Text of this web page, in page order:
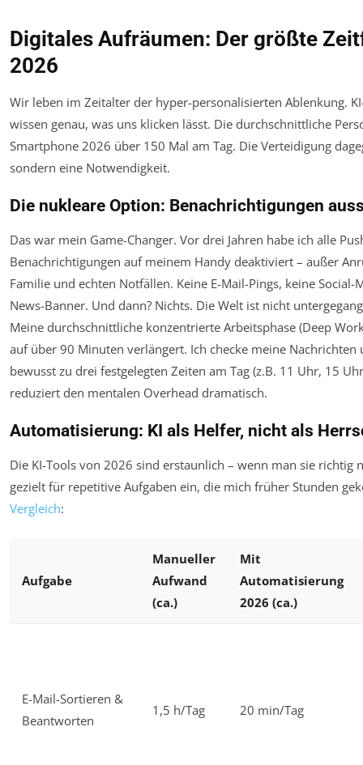
Digitales Aufräumen: Der größte
2026
Wir leben im Zeitalter der hyper-personalisierten Ablenkung.
wissen genau, was uns klicken lässt. Die durchschnittliche
Smartphone 2026 über 150 Mal am Tag. Die Verteidigung
sondern eine Notwendigkeit.
Die nukleare Option: Benachrichtigungen
Das war mein Game-Changer. Vor drei Jahren habe ich alle
Benachrichtigungen auf meinem Handy deaktiviert – außer
Familie und echten Notfällen. Keine E-Mail-Pings, keine Social-
News-Banner. Und dann? Nichts. Die Welt ist nicht
Meine durchschnittliche konzentrierte Arbeitsphase (Deep
auf über 90 Minuten verlängert. Ich checke meine Nachrichten
bewusst zu drei festgelegten Zeiten am Tag (z.B. 11 Uhr, 15
reduziert den mentalen Overhead dramatisch.
Automatisierung: KI als Helfer, nicht als
Die KI-Tools von 2026 sind erstaunlich – wenn man sie richtig
gezielt für repetitive Aufgaben ein, die mich früher Stunden
Vergleich:
Aufgabe
Manueller
Aufwand
(ca.)
Mit
Automatisierung
2026 (ca.)
E-Mail-Sortieren &
Beantworten
1,5 h/Tag 20 min/Tag